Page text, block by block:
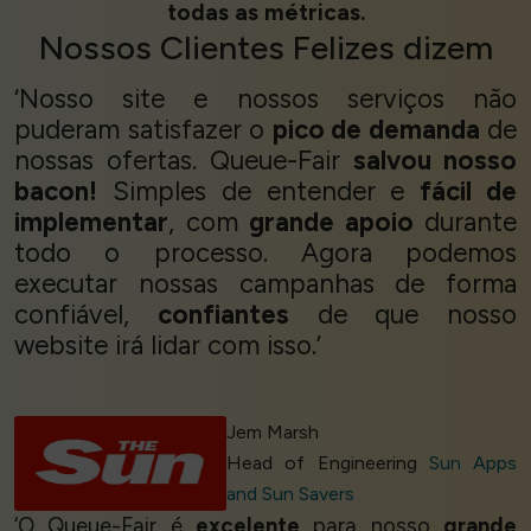
todas as métricas.
Nossos Clientes Felizes dizem
‘Nosso site e nossos serviços não
puderam satisfazer o pico de demanda de
nossas ofertas. Queue-Fair salvou nosso
bacon! Simples de entender e fácil de
implementar, com grande apoio durante
todo o processo. Agora podemos
executar nossas campanhas de forma
confiável, confiantes de que nosso
website irá lidar com isso.’
Jem Marsh
Head of Engineering Sun Apps
and Sun Savers